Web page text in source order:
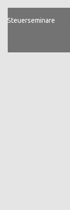
Steuerseminare